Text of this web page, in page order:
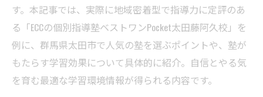
す。本記事では、実際に地域密着型で指導力に定評のあ
る「ECCの個別指導塾ベストワンPocket太田藤阿久校」を
例に、群馬県太田市で人気の塾を選ぶポイントや、塾が
もたらす学習効果について具体的に紹介。自信とやる気
を育む最適な学習環境情報が得られる内容です。